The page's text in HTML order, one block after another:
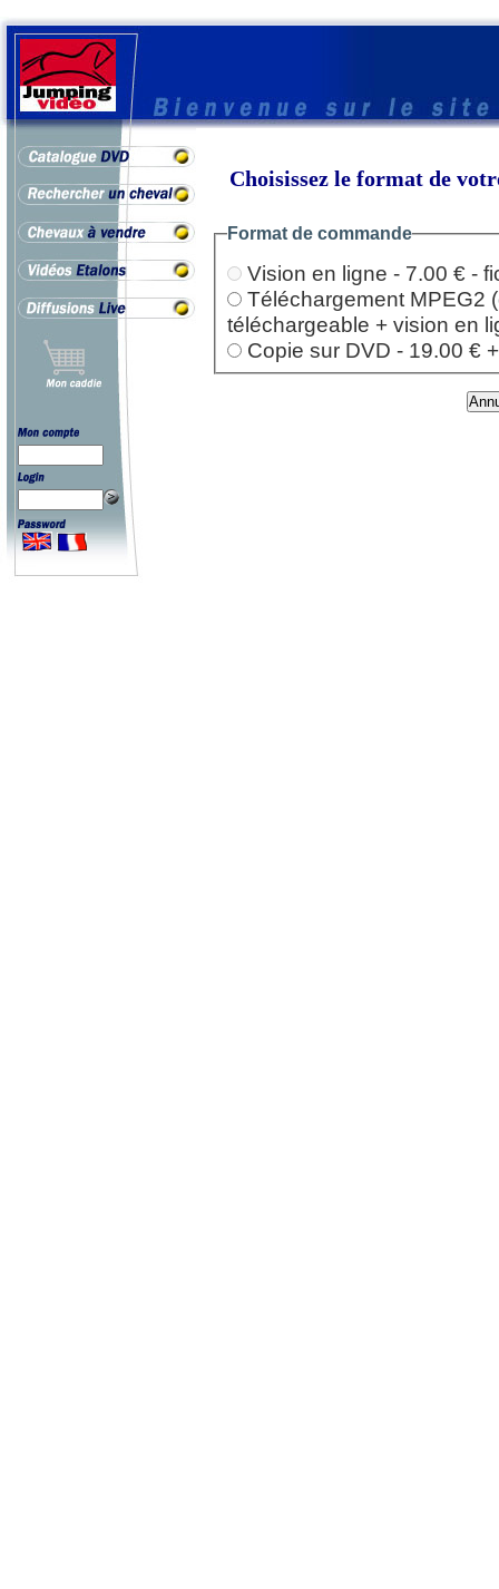
Choisissez le format de
Format de commande
Vision en ligne - 7.00 € -
Téléchargement MPEG2
téléchargeable + vision en
Copie sur DVD - 19.00 €